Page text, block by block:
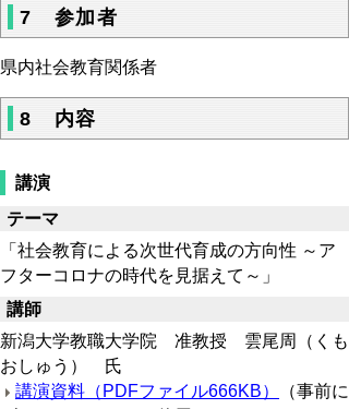
7 参加者
県内社会教育関係者
8 内容
講演
テーマ
「社会教育による次世代育成の方向性 ～ア
フターコロナの時代を見据えて～」
講師
新潟大学教職大学院 准教授 雲尾周（くも
おしゅう） 氏
講演資料（PDFファイル666KB）
（事前に